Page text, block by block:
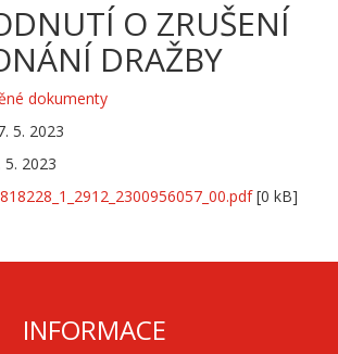
O ZRUŠENÍ
DRAŽBY
dokumenty
5. 2023
2023
[0 kB]
INFORMACE